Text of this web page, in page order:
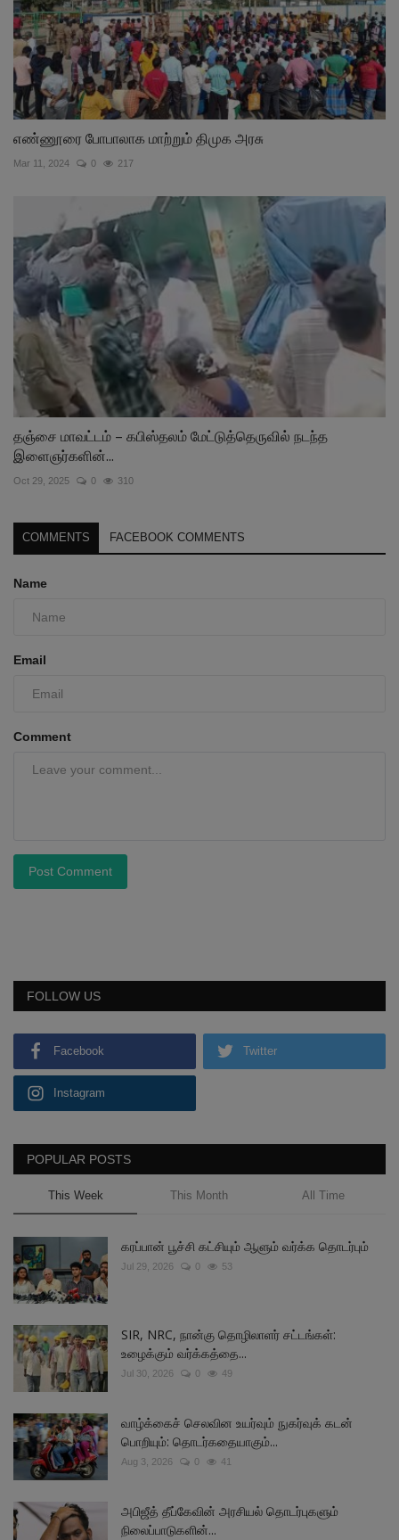
எண்ணூரை போபாலாக மாற்றும் திமுக அரசு
Mar 11, 2024 0 217
தஞ்சை மாவட்டம் – கபிஸ்தலம் மேட்டுத்தெருவில் நடந்த
இளைஞர்களின்...
Oct 29, 2025 0 310
COMMENTS FACEBOOK COMMENTS
Name
Email
Comment
Post Comment
FOLLOW US
Facebook Twitter
Instagram
POPULAR POSTS
This Week This Month All Time
கரப்பான் பூச்சி கட்சியும் ஆளும் வர்க்க தொடர்பும்
Jul 29, 2026 0 53
SIR, NRC, நான்கு தொழிலாளர் சட்டங்கள்:
உழைக்கும் வர்க்கத்தை...
Jul 30, 2026 0 49
வாழ்க்கைச் செலவின உயர்வும் நுகர்வுக் கடன்
பொறியும்: தொடர்கதையாகும்...
Aug 3, 2026 0 41
அபிஜீத் தீப்கேவின் அரசியல் தொடர்புகளும்
நிலைப்பாடுகளின்...